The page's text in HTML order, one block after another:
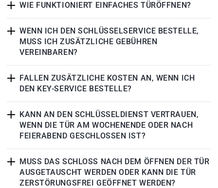
WIE FUNKTIONIERT EINFACHES TÜRÖFFNEN?
WENN ICH DEN SCHLÜSSELSERVICE BESTELLE,
MUSS ICH ZUSÄTZLICHE GEBÜHREN
VEREINBAREN?
FALLEN ZUSÄTZLICHE KOSTEN AN, WENN ICH
DEN KEY-SERVICE BESTELLE?
KANN AN DEN SCHLÜSSELDIENST VERTRAUEN,
WENN DIE TÜR AM WOCHENENDE ODER NACH
FEIERABEND GESCHLOSSEN IST?
MUSS DAS SCHLOSS NACH DEM ÖFFNEN DER TÜR
AUSGETAUSCHT WERDEN ODER KANN DIE TÜR
ZERSTÖRUNGSFREI GEÖFFNET WERDEN?